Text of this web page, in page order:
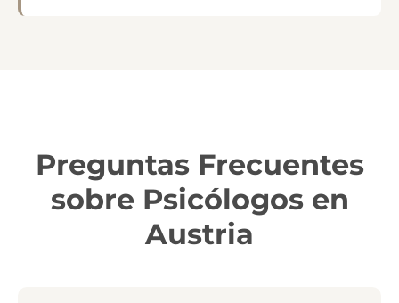
Preguntas Frecuentes
sobre Psicólogos en
Austria